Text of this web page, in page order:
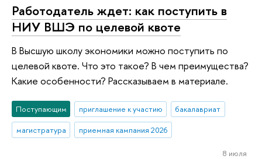
Работодатель ждет: как поступить в
НИУ ВШЭ по целевой квоте
В Высшую школу экономики можно поступить по
целевой квоте. Что это такое? В чем преимущества?
Какие особенности? Рассказываем в материале.
Поступающим приглашение к участию
бакалавриат
магистратура
приемная кампания 2026
8 июля